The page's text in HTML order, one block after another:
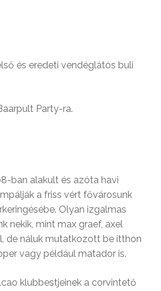
és eredeti vendéglátós buli
Party-ra.
ban alakult és azóta havi
a friss vért fővárosunk
Olyan izgalmas
nekik, mint max graef, axel
de náluk mutatkozott be itthon
vagy például matador is.
klubbestjeinek a corvintető